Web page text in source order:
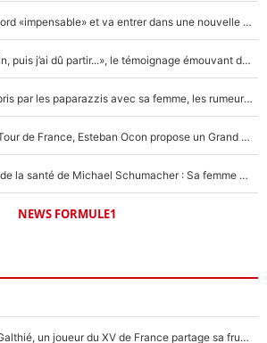
F1 - Alpine signe un accord «impensable» et va entrer dans une nouvelle dimension : Grande nouvelle pour Pierre Gasly !
F1 : « Je lui ai fait un câlin, puis j’ai dû partir...», le témoignage émouvant de Max Verstappen sur sa fille
F1 : Charles Leclerc surpris par les paparazzis avec sa femme, les rumeurs étaient vraies !
Comme pour le final du Tour de France, Esteban Ocon propose un Grand Prix de Formule 1 à Paris : «Autour de l’Arc de Triomphe, ce serait génial» !
Nouvelle rumeur autour de la santé de Michael Schumacher : Sa femme Corinna sort du silence
NEWS FORMULE1
Mis de côté par Fabien Galthié, un joueur du XV de France partage sa frustration : «ils ne me l’ont pas dit tout de suite»